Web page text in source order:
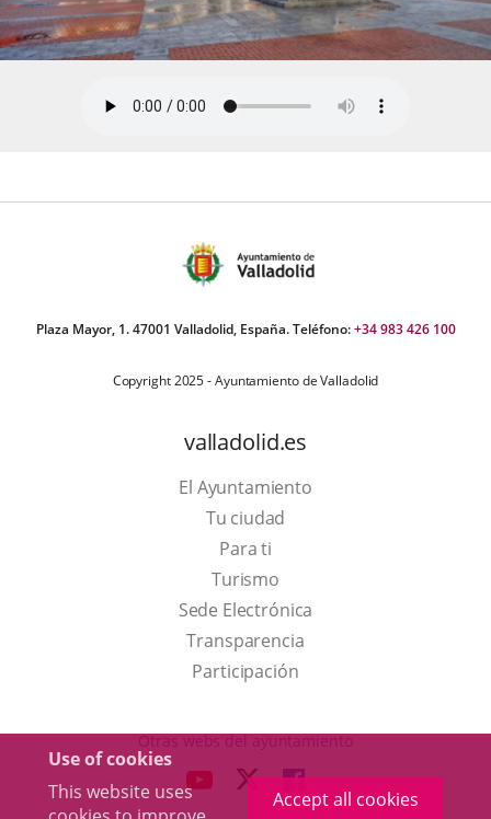
Use of cookies
This website uses
Accept all cookies
Plaza Mayor, 1. 47001 Valladolid, España. Teléfono:+34 983 426 100
Copyright 2025 - Ayuntamiento de Valladolid
valladolid.es
El Ayuntamiento
Tu ciudad
Para ti
TurismoThis
link
will
open
a
up
Sede Electrónica
Transparencia
Participación
Otras webs del ayuntamiento
LINK LINK
TO
LINK
TO